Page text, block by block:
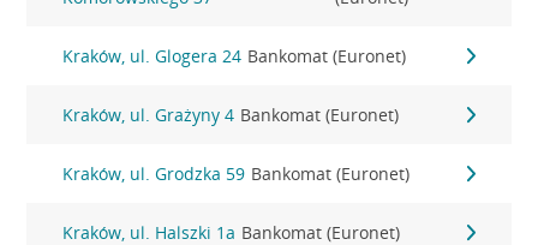
Kraków, ul. Glogera 24 Bankomat (Euronet)
Kraków, ul. Grażyny 4 Bankomat (Euronet)
Kraków, ul. Grodzka 59 Bankomat (Euronet)
Kraków, ul. Halszki 1a Bankomat (Euronet)